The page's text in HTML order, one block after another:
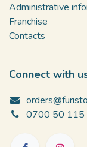
Administrative
Franchise
Contacts
Connect with
0700 50 115